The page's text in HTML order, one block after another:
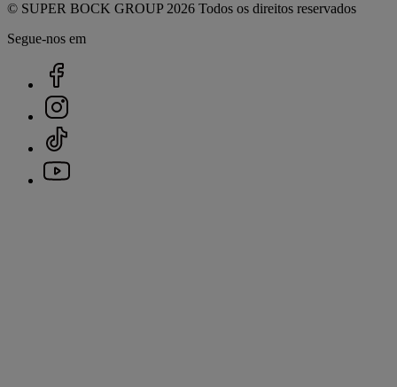
© SUPER BOCK GROUP 2026 Todos os direitos reservados
Segue-nos em